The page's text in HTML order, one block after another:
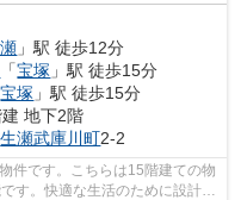
」駅 徒歩12分
「宝塚 」駅 徒歩15分
宝塚 」駅 徒歩15分
地下2階
生瀬武庫川町2-2
件です。こちらは15階建ての物
す。快適な生活のために設計さ